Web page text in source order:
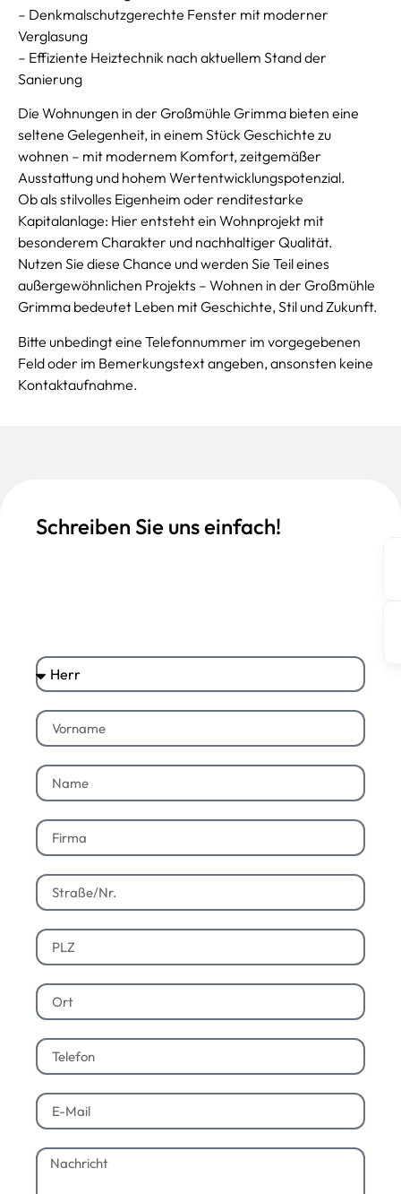
– Denkmalschutzgerechte Fenster mit moderner
Verglasung
– Effiziente Heiztechnik nach aktuellem Stand der
Sanierung
Die Wohnungen in der Großmühle Grimma bieten eine
seltene Gelegenheit, in einem Stück Geschichte zu
wohnen – mit modernem Komfort, zeitgemäßer
Ausstattung und hohem Wertentwicklungspotenzial.
Ob als stilvolles Eigenheim oder renditestarke
Kapitalanlage: Hier entsteht ein Wohnprojekt mit
besonderem Charakter und nachhaltiger Qualität.
Nutzen Sie diese Chance und werden Sie Teil eines
außergewöhnlichen Projekts – Wohnen in der Großmühle
Grimma bedeutet Leben mit Geschichte, Stil und Zukunft.
Bitte unbedingt eine Telefonnummer im vorgegebenen
Feld oder im Bemerkungstext angeben, ansonsten keine
Kontaktaufnahme.
Schreiben Sie uns einfach!